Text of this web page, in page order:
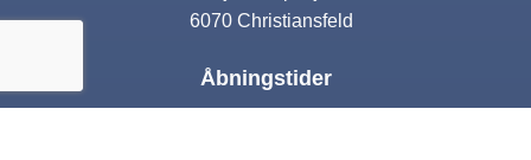
6070 Christiansfeld
Åbningstider